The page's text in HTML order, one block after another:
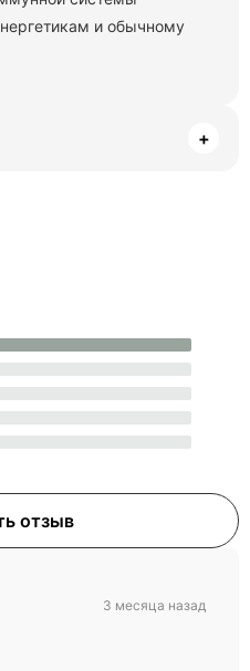
и обычному
+
отзыв
3 месяца назад